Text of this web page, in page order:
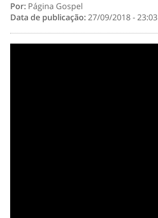
Por: Página Gospel
Data de publicação:27/09/2018 - 23:03